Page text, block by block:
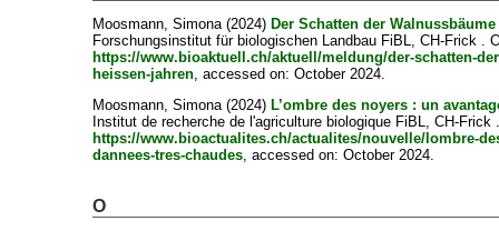
Moosmann, Simona(2024) Der Schatten der
Forschungsinstitut für biologischen Landbau FiBL, CH-Frick .
https://www.bioaktuell.ch/aktuell/meldung/der-schatten-
heissen-jahren, accessed on: October 2024.
Moosmann, Simona(2024) L’ombre des noyers : un
Institut de recherche de l'agriculture biologique FiBL, CH-Frick
https://www.bioactualites.ch/actualites/nouvelle/lombre-
dannees-tres-chaudes, accessed on: October 2024.
O